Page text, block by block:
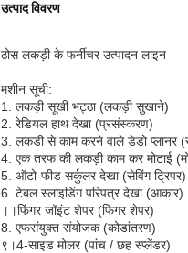
उत्पाद विवरण
ठोस लकड़ी के फर्नीचर उत्पादन लाइन
मशीन सूची:
1. लकड़ी सूखी भट्ठा (लकड़ी सुखाने)
2. रेडियल हाथ देखा (प्रसंस्करण)
3. लकड़ी से काम करने वाले डेडो प्लानर
4. एक तरफ की लकड़ी काम कर मोटाई
5. ऑटो-फीड सर्कुलर देखा (सेविंग ट्रिपर)
6. टेबल स्लाइडिंग परिपत्र देखा (आकार)
।।फिंगर जॉइंट शेपर (फिंगर शेपर)
8. एफसंयुक्त संयोजक (कोडांतरण)
९।4-साइड मोलर (पांच / छह स्प्लेंडर)